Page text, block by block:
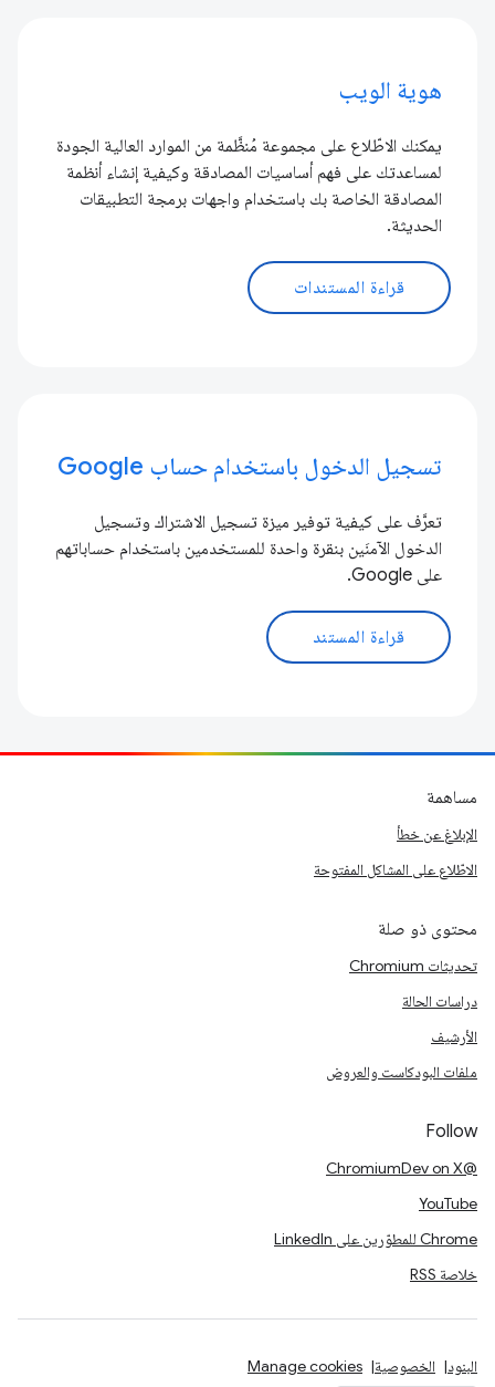
هوية الويب
يمكنك الاطّلاع على مجموعة مُنظَّمة من الموارد العالية الجودة
لمساعدتك على فهم أساسيات المصادقة وكيفية إنشاء أنظمة
المصادقة الخاصة بك باستخدام واجهات برمجة التطبيقات
الحديثة.
قراءة المستندات
تسجيل الدخول باستخدام حساب Google
تعرَّف على كيفية توفير ميزة تسجيل الاشتراك وتسجيل
الدخول الآمنَين بنقرة واحدة للمستخدمين باستخدام حساباتهم
على Google.
قراءة المستند
مساهمة
الإبلاغ عن خطأ
الاطّلاع على المشاكل المفتوحة
محتوى ذو صلة
تحديثات Chromium
دراسات الحالة
الأرشيف
ملفات البودكاست والعروض
Follow
@ChromiumDev on X
YouTube
Chrome للمطوّرين على LinkedIn
خلاصة RSS
البنود الخصوصية Manage cookies